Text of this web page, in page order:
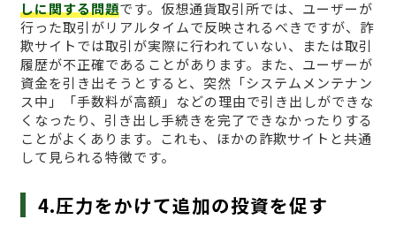
しに関する問題です。仮想通貨取引所では、ユーザーが
行った取引がリアルタイムで反映されるべきですが、詐
欺サイトでは取引が実際に行われていない、または取引
履歴が不正確であることがあります。また、ユーザーが
資金を引き出そうとすると、突然「システムメンテナン
ス中」「手数料が高額」などの理由で引き出しができな
くなったり、引き出し手続きを完了できなかったりする
ことがよくあります。これも、ほかの詐欺サイトと共通
して見られる特徴です。
4.圧力をかけて追加の投資を促す